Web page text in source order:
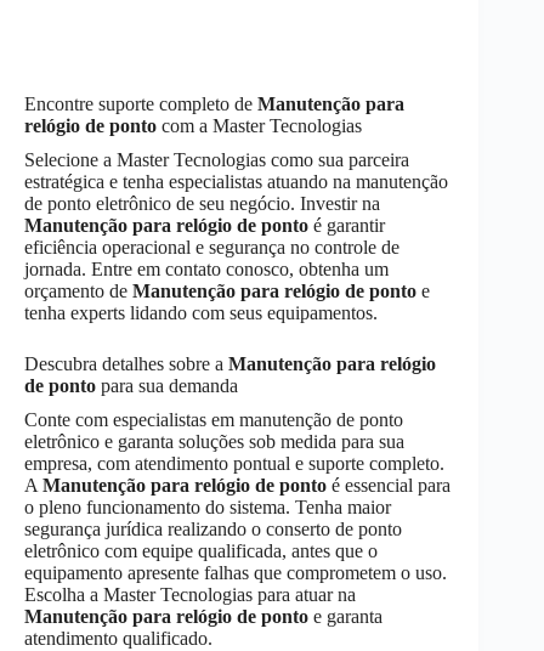
Encontre suporte completo de Manutenção para
relógio de ponto com a Master Tecnologias
Selecione a Master Tecnologias como sua parceira
estratégica e tenha especialistas atuando na manutenção
de ponto eletrônico de seu negócio. Investir na
Manutenção para relógio de ponto é garantir
eficiência operacional e segurança no controle de
jornada. Entre em contato conosco, obtenha um
orçamento de Manutenção para relógio de ponto e
tenha experts lidando com seus equipamentos.
Descubra detalhes sobre a Manutenção para relógio
de ponto para sua demanda
Conte com especialistas em manutenção de ponto
eletrônico e garanta soluções sob medida para sua
empresa, com atendimento pontual e suporte completo.
A Manutenção para relógio de ponto é essencial para
o pleno funcionamento do sistema. Tenha maior
segurança jurídica realizando o conserto de ponto
eletrônico com equipe qualificada, antes que o
equipamento apresente falhas que comprometem o uso.
Escolha a Master Tecnologias para atuar na
Manutenção para relógio de ponto e garanta
atendimento qualificado.